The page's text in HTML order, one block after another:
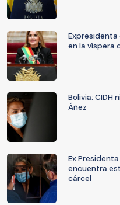
Expresidenta
en la víspera
Bolivia: CIDH
Áñez
Ex
encuentra
cárcel